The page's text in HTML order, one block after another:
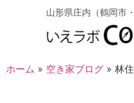
山形県庄内（鶴岡市
ホーム » 空き家ブログ » 林